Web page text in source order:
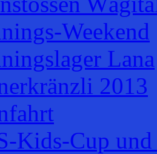
Weekend
Lana
2013
Kids-Cup und